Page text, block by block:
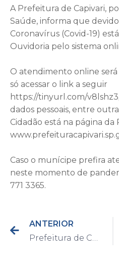
A Prefeitura de Capivari,
Saúde, informa que
Coronavírus (Covid-19)
Ouvidoria pelo sistema
O atendimento online será
só acessar o link a seguir
https://tinyurl.com/
dados pessoais, entre
Cidadão está na página da
Caso o munícipe prefira
neste momento de
771 3365.
ANTERIOR